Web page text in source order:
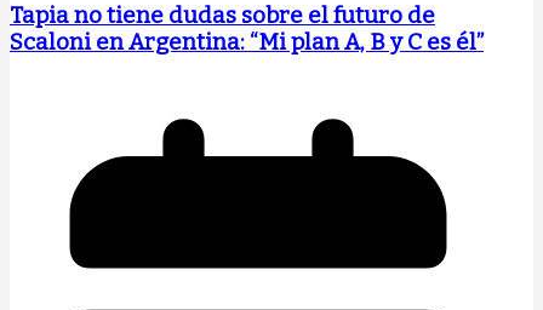
Tapia no tiene dudas sobre el futuro de
Scaloni en Argentina: “Mi plan A, B y C es él”